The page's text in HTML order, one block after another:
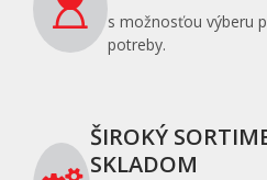
s možnosťou výberu
potreby.
ŠIROKÝ
SKLADOM